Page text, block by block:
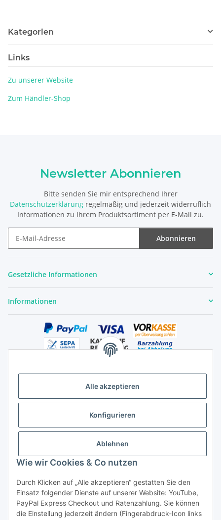
Alle akzeptieren
Konfigurieren
Ablehnen
Wie wir Cookies & Co nutzen
Durch Klicken auf „Alle akzeptieren“ gestatten Sie den
Einsatz folgender Dienste auf unserer Website: YouTube,
PayPal Express Checkout und Ratenzahlung. Sie können
die Einstellung jederzeit ändern (Fingerabdruck-Icon links
Kategorien
Links
Zu unserer Website
Zum Händler-Shop
Newsletter Abonnieren
Bitte senden Sie mir entsprechend Ihrer
Datenschutzerklärung regelmäßig und jederzeit widerruflich
Informationen zu Ihrem Produktsortiment per E-Mail zu.
Abonnieren
Gesetzliche Informationen
Informationen
Vertrag widerrufen